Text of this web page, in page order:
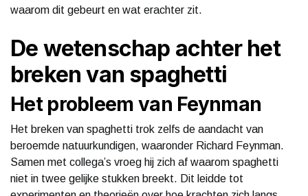
waarom dit gebeurt en wat erachter zit.
De wetenschap achter het
breken van spaghetti
Het probleem van Feynman
Het breken van spaghetti trok zelfs de aandacht van
beroemde natuurkundigen, waaronder Richard Feynman.
Samen met collega’s vroeg hij zich af waarom spaghetti
niet in twee gelijke stukken breekt. Dit leidde tot